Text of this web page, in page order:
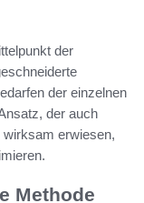
der
der einzelnen
der auch
erwiesen,
Methode